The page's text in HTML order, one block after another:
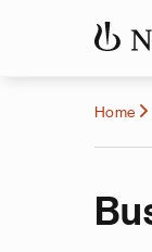
Home